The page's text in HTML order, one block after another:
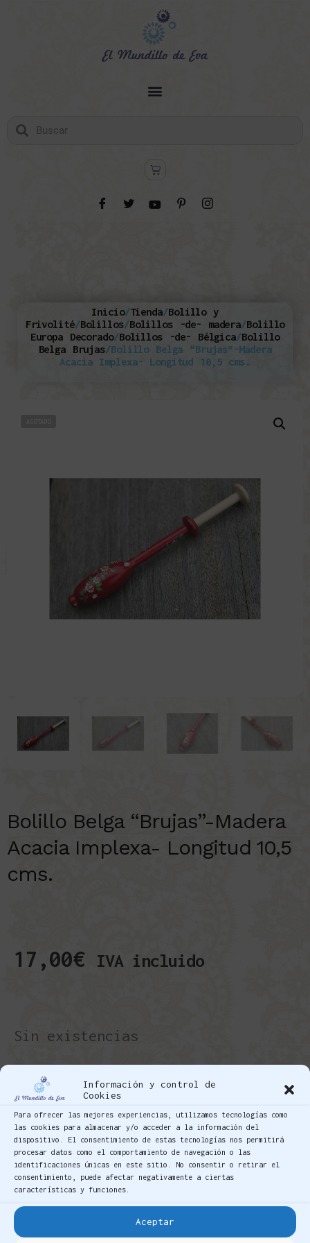
Información y control de
Cookies
Para ofrecer las mejores experiencias, utilizamos tecnologías como
las cookies para almacenar y/o acceder a la información del
dispositivo. El consentimiento de estas tecnologías nos permitirá
procesar datos como el comportamiento de navegación o las
identificaciones únicas en este sitio. No consentir o retirar el
consentimiento, puede afectar negativamente a ciertas
características y funciones.
Aceptar
Inicio/Tienda/Bolillo y
Frivolité/Bolillos/Bolillos -de- madera/Bolillo
Europa Decorado/Bolillos -de- Bélgica/Bolillo
Belga Brujas/Bolillo Belga “Brujas”-Madera
Acacia Implexa- Longitud 10,5 cms.
Bolillo Belga “Brujas”-Madera
Acacia Implexa- Longitud 10,5
cms.
17,00€ IVA incluido
Sin existencias
Referencia:
Categoría:
Bolillo Belga Brujas
Etiquetas:
acacia, artesano
escocés,margaritas
Bolillo “”Brujas””: Serie “”Margaritas sobre fondo
Rojo””